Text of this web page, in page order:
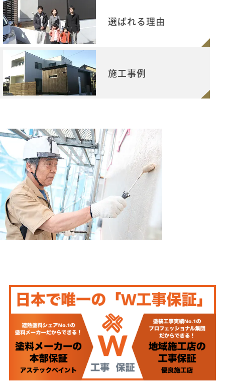
選ばれる理由
施工事例